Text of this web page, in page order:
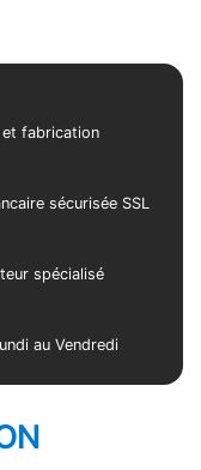
et fabrication
sécurisée SSL
spécialisé
au Vendredi